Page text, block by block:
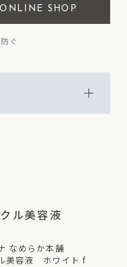
ONLINE SHOP
ぐ
ル美容液
なめらか本舗
美容液 ホワイト f